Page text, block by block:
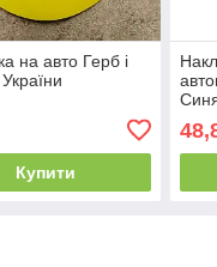
на авто Герб і
Купити